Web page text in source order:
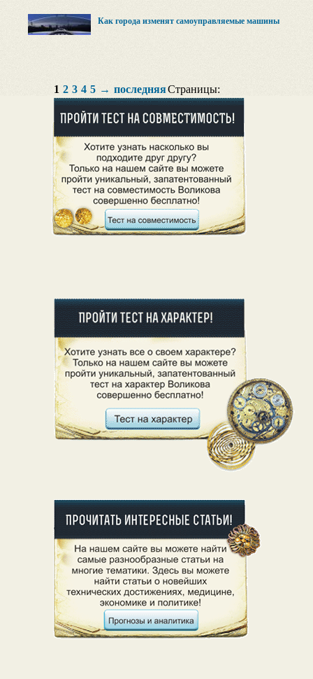
Как города изменят самоуправляемые машины
Страницы:
1 2 3 4 5 → последняя